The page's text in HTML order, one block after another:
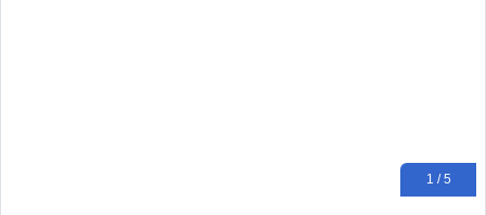
1 / 5